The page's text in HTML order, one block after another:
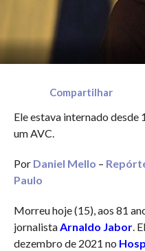
Compartilhar
Ele estava internado desde
um AVC.
Por Daniel Mello –
Paulo
Morreu hoje (15), aos 81
jornalistaArnaldo Jabor.
dezembro de 2021 no